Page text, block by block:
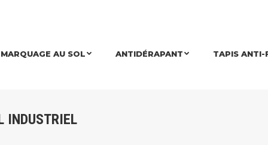
MARQUAGE AU SOL ANTIDÉRAPANT TAPIS ANTI-
INDUSTRIEL